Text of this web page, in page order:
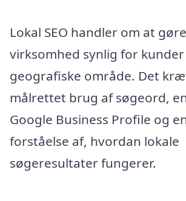
Lokal SEO handler om at
virksomhed synlig for
geografiske område. Det
målrettet brug af søgeord,
Google Business Profile og
forståelse af, hvordan lokale
søgeresultater fungerer.